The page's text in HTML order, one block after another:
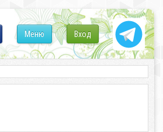
Вход
Меню